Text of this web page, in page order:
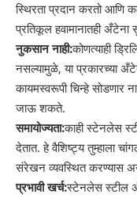
स्थिरता प्रदान करतो आणि
प्रतिकूल हवामानातही अँटेना
नुकसान नाही:कोणत्याही
नसल्यामुळे, या प्रकारच्या
कायमस्वरूपी चिन्हे सोडणार
जाऊ शकते.
समायोज्यता:काही स्टेनलेस
देतात. हे वैशिष्ट्य तुम्हाला
संरेखन व्यवस्थित करण्यास
प्रभावी खर्च:स्टेनलेस स्टील